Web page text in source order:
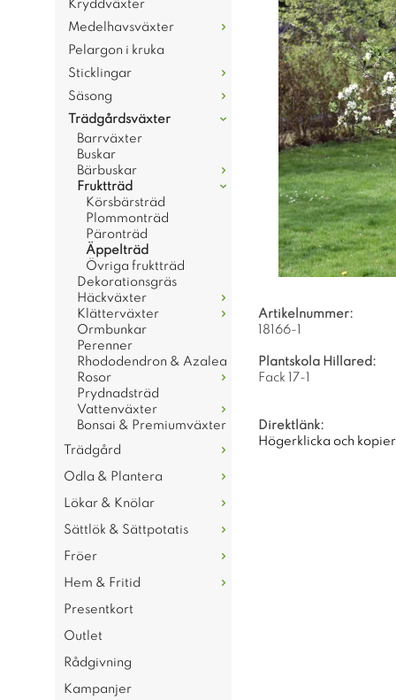
Kryddväxter
Medelhavsväxter
Pelargon i kruka
Sticklingar
Säsong
Trädgårdsväxter
Barrväxter
Buskar
Bärbuskar
Fruktträd
Körsbärsträd
Plommonträd
Päronträd
Äppelträd
Övriga fruktträd
Dekorationsgräs
Häckväxter
Klätterväxter
Ormbunkar
Perenner
Rhododendron & Azalea
Rosor
Prydnadsträd
Vattenväxter
Bonsai & Premiumväxter
Trädgård
Odla & Plantera
Lökar & Knölar
Sättlök & Sättpotatis
Fröer
Hem & Fritid
Presentkort
Outlet
Rådgivning
Kampanjer
Artikelnummer:
18166-1
Plantskola Hillared:
Fack 17-1
Direktlänk:
Högerklicka och